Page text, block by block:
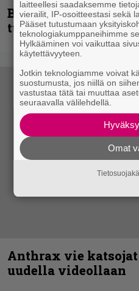
Blind Channel
tuplasingle
Anthrax vie
uudella videollaan
laitteellesi saadaksemme
vierailit, IP-osoitteestasi sekä
Pääset tutustumaan
teknologiakumppaneihimme
Hylkääminen voi vaikuttaa
käytettävyyteen.
Jotkin teknologiamme voivat
suostumusta, jos niillä on
vastustaa tätä tai muuttaa
seuraavalla välilehdellä.
Omat